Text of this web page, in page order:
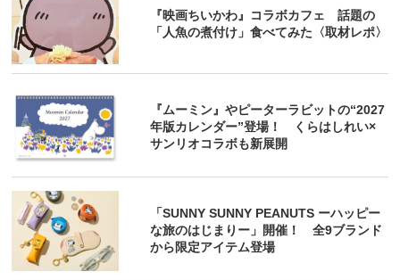
『映画ちいかわ』コラボカフェ 話題の
「人魚の煮付け」食べてみた〈取材レポ〉
『ムーミン』やピーターラビットの“2027
年版カレンダー”登場！ くらはしれい×
サンリオコラボも新展開
「SUNNY SUNNY PEANUTS ーハッピー
な旅のはじまりー」開催！ 全9ブランド
から限定アイテム登場